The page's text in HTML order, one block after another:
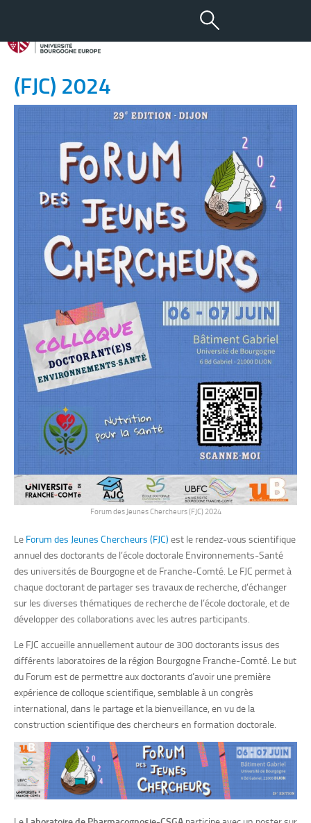
22 MAI 2024
Forum des Jeunes Chercheurs
(FJC) 2024
Forum des Jeunes Chercheurs (FJC) 2024
Le Forum des Jeunes Chercheurs (FJC) est le rendez-vous scientifique
annuel des doctorants de l’école doctorale Environnements-Santé
des universités de Bourgogne et de Franche-Comté. Le FJC permet à
chaque doctorant de partager ses travaux de recherche, d’échanger
sur les diverses thématiques de recherche de l’école doctorale, et de
développer des collaborations avec les autres participants.
Le FJC accueille annuellement autour de 300 doctorants issus des
différents laboratoires de la région Bourgogne Franche-Comté. Le but
du Forum est de permettre aux doctorants d’avoir une première
expérience de colloque scientifique, semblable à un congrès
international, dans le partage et la bienveillance, en vu de la
construction scientifique des chercheurs en formation doctorale.